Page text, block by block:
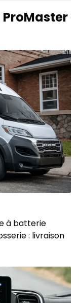
à batterie
: livraison